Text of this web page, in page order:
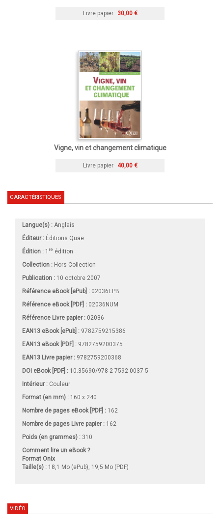
Livre papier 30,00 €
Vigne, vin et changement climatique
Livre papier 40,00 €
CARACTÉRISTIQUES
Langue(s) : Anglais
Éditeur : Éditions Quae
Édition : 1 re édition
Collection : Hors Collection
Publication : 10 octobre 2007
Référence eBook [ePub] : 02036EPB
Référence eBook [PDF] : 02036NUM
Référence Livre papier : 02036
EAN13 eBook [ePub] : 9782759215386
EAN13 eBook [PDF] : 9782759200375
EAN13 Livre papier : 9782759200368
DOI eBook [PDF] : 10.35690/978-2-7592-0037-5
Intérieur : Couleur
Format (en mm) : 160 x 240
Nombre de pages eBook [PDF] : 162
Nombre de pages Livre papier: 162
Poids (en grammes) : 310
Comment lire un eBook ?
Format Onix
Taille(s) : 18,1 Mo (ePub), 19,5 Mo (PDF)
VIDÉO